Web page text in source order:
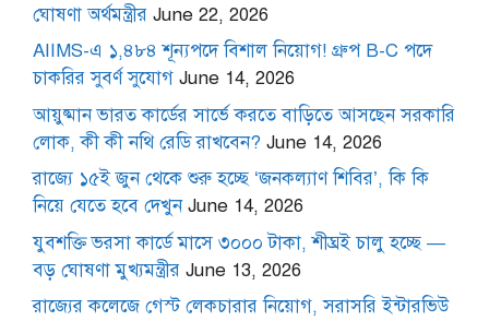
ঘোষণা অর্থমন্ত্রীর June 22, 2026
AIIMS-এ ১,৪৮৪ শূন্যপদে বিশাল নিয়োগ! গ্রুপ B-C পদে
চাকরির সুবর্ণ সুযোগ June 14, 2026
আয়ুষ্মান ভারত কার্ডের সার্ভে করতে বাড়িতে আসছেন সরকারি
লোক, কী কী নথি রেডি রাখবেন? June 14, 2026
রাজ্যে ১৫ই জুন থেকে শুরু হচ্ছে ‘জনকল্যাণ শিবির’, কি কি
নিয়ে যেতে হবে দেখুন June 14, 2026
যুবশক্তি ভরসা কার্ডে মাসে ৩০০০ টাকা, শীঘ্রই চালু হচ্ছে —
বড় ঘোষণা মুখ্যমন্ত্রীর June 13, 2026
রাজ্যের কলেজে গেস্ট লেকচারার নিয়োগ, সরাসরি ইন্টারভিউ